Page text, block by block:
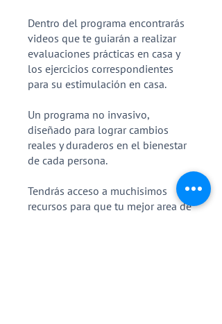
Dentro del programa encontrarás
videos que te guiarán a realizar
evaluaciones prácticas en casa y
los ejercicios correspondientes
para su estimulación en casa.
Un programa no invasivo,
diseñado para lograr cambios
reales y duraderos en el bienestar
de cada persona.
Tendrás acceso a muchisimos
recursos para que tu mejor area de